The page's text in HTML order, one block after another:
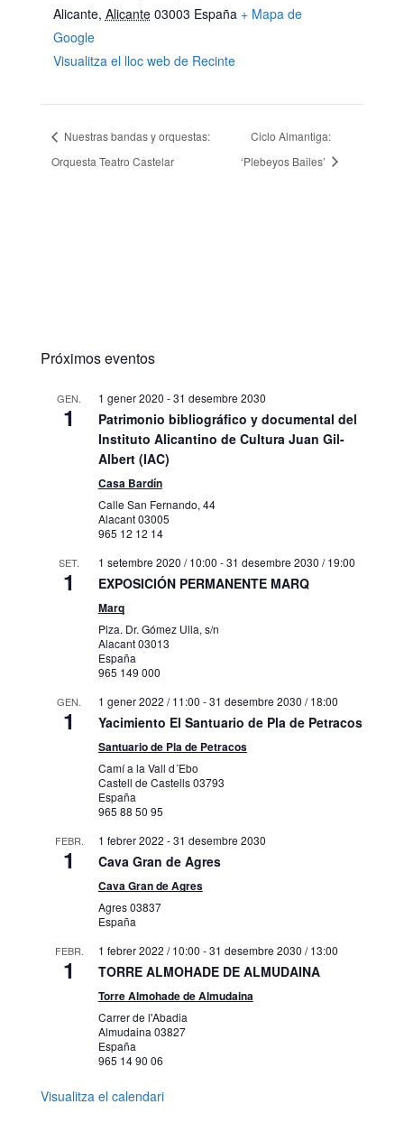
Alicante, Alicante 03003 España + Mapa de
Google
Visualitza el lloc web de Recinte
Nuestras bandas y orquestas:
Orquesta Teatro Castelar
Ciclo Almantiga:
‘Plebeyos Bailes’
Próximos eventos
GEN.
1
1 gener 2020 -31 desembre 2030
Patrimonio bibliográfico y documental del
Instituto Alicantino de Cultura Juan Gil-
Albert (IAC)
Casa Bardín
Calle San Fernando, 44
Alacant03005
965 12 12 14
SET.
1
1 setembre 2020 / 10:00 -31 desembre 2030 / 19:00
EXPOSICIÓN PERMANENTE MARQ
Marq
Plza. Dr. Gómez Ulla, s/n
Alacant03013
España
965 149 000
GEN.
1
1 gener 2022 / 11:00 -31 desembre 2030 / 18:00
Yacimiento El Santuario de Pla de Petracos
Santuario de Pla de Petracos
Camí a la Vall d´Ebo
Castell de Castells03793
España
965 88 50 95
FEBR.
1
1 febrer 2022 -31 desembre 2030
Cava Gran de Agres
Cava Gran de Agres
Agres03837
España
FEBR.
1
1 febrer 2022 / 10:00 -31 desembre 2030 / 13:00
TORRE ALMOHADE DE ALMUDAINA
Torre Almohade de Almudaina
Carrer de l'Abadia
Almudaina 03827
España
965 14 90 06
Visualitza el calendari